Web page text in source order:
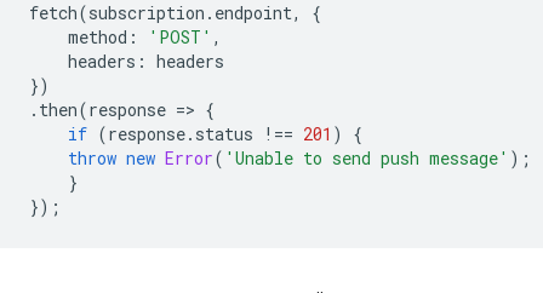
fetch(subscription . endpoint,
{
method : 'POST' ,
headers : headers
})
. then(response => {
if (response. status !== 201 )
{
throw new Error( 'Unable to send push message' );
}
});